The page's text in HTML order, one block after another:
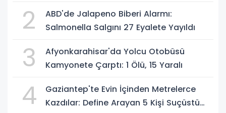
2
ABD'de Jalapeno Biberi Alarmı:
Salmonella Salgını 27 Eyalete Yayıldı
3
Afyonkarahisar'da Yolcu Otobüsü
Kamyonete Çarptı: 1 Ölü, 15 Yaralı
4
Gaziantep'te Evin İçinden Metrelerce
Kazdılar: Define Arayan 5 Kişi Suçüstü